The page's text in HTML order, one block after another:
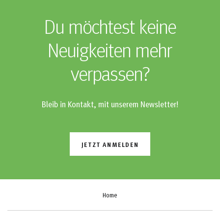
Du möchtest keine
Neuigkeiten mehr
verpassen?
Bleib in Kontakt, mit unserem Newsletter!
JETZT ANMELDEN
Home